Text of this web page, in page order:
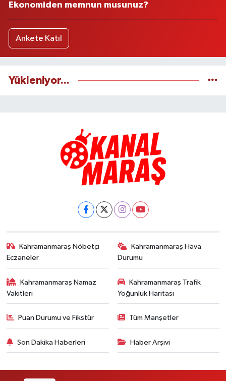
Ekonomiden memnun musunuz?
Ankete Katıl
Yükleniyor...
Kahramanmaraş Nöbetçi
Eczaneler
Kahramanmaraş Hava
Durumu
Kahramanmaraş Namaz
Vakitleri
Kahramanmaraş Trafik
Yoğunluk Haritası
Puan Durumu ve Fikstür Tüm Manşetler
Son Dakika Haberleri Haber Arşivi